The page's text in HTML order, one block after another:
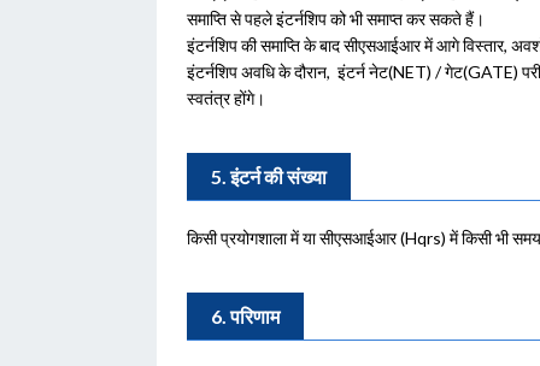
समाप्ति से पहले इंटर्नशिप को भी समाप्त कर सकते हैं।
इंटर्नशिप की समाप्ति के बाद सीएसआईआर में आगे विस्तार,
इंटर्नशिप अवधि के दौरान, इंटर्न नेट(NET) / गेट(GATE)
स्वतंत्र होंगे।
5. इंटर्न की संख्या
किसी प्रयोगशाला में या सीएसआईआर (Hqrs) में किसी भी
6. परिणाम